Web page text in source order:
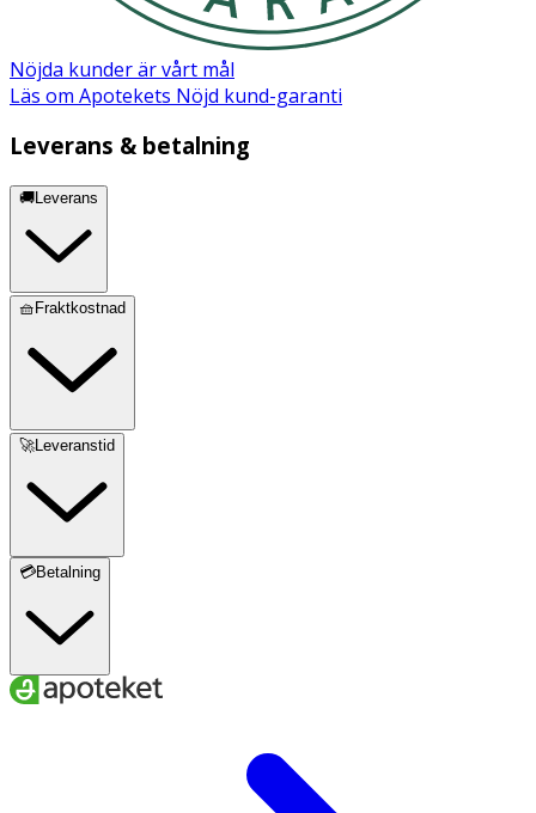
Nöjda kunder är vårt mål
Läs om Apotekets Nöjd kund-garanti
Leverans & betalning
🚚Leverans
🧺Fraktkostnad
🚀Leveranstid
💳Betalning